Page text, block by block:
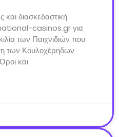
και διασκεδαστική
casinos.gr για
των Παιχνιδιών που
των Κουλοχέρηδων
και